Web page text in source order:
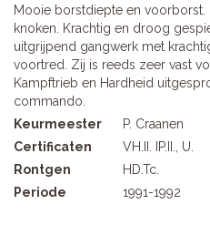
Mooie borstdiepte en voorborst.
knoken. Krachtig en droog
uitgrijpend gangwerk met
voortred. Zij is reeds zeer vast
Kampftrieb en Hardheid
commando.
Keurmeester
P. Craanen
Certificaten
VH.II. IP.II., U.
Rontgen
HD.Tc.
Periode
1991-1992